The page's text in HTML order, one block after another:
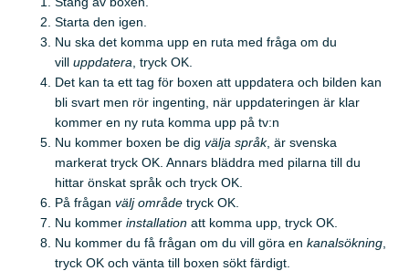
Starta den igen.
Nu ska det komma upp en ruta med fråga om du
vill uppdatera , tryck OK.
Det kan ta ett tag för boxen att uppdatera och bilden kan
bli svart men rör ingenting, när uppdateringen är klar
kommer en ny ruta komma upp på tv:n
Nu kommer boxen be dig välja språk, är svenska
markerat tryck OK. Annars bläddra med pilarna till du
hittar önskat språk och tryck OK.
På frågan välj område tryck OK.
Nu kommer installation att komma upp, tryck OK.
Nu kommer du få frågan om du vill göra en kanalsökning
tryck OK och vänta till boxen sökt färdigt.